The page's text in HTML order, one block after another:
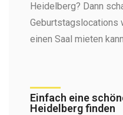
Heidelberg? Dann
Geburtstagslocations
einen Saal mieten
Einfach eine
Heidelberg finden